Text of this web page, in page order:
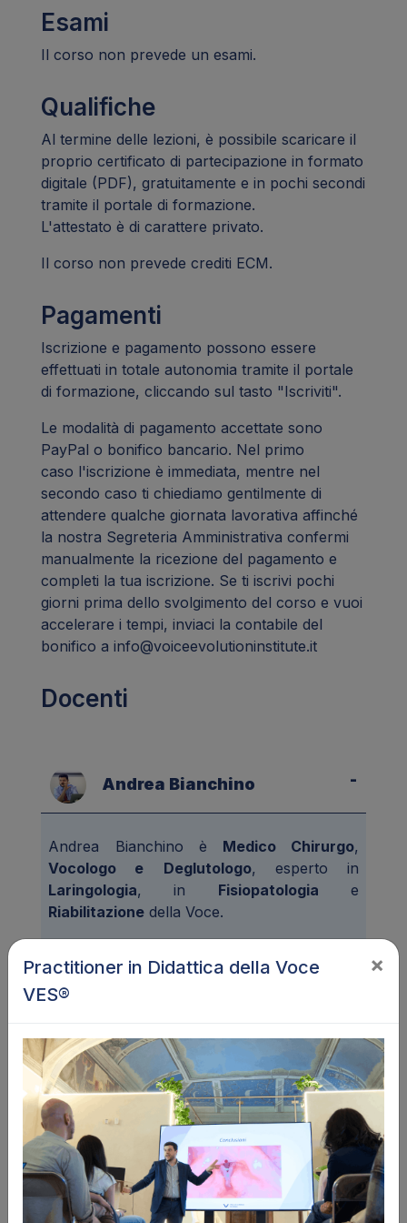
Esami
Il corso non prevede un esami.
Qualifiche
Al termine delle lezioni, è possibile scaricare il
proprio certificato di partecipazione in formato
digitale (PDF), gratuitamente e in pochi secondi
tramite il portale di formazione.
L'attestato è di carattere privato.
Il corso non prevede crediti ECM.
Pagamenti
Iscrizione e pagamento possono essere
effettuati in totale autonomia tramite il portale
di formazione, cliccando sul tasto "Iscriviti".
Le modalità di pagamento accettate sono
PayPal o bonifico bancario. Nel primo
caso l'iscrizione è immediata, mentre nel
secondo caso ti chiediamo gentilmente di
attendere qualche giornata lavorativa affinché
la nostra Segreteria Amministrativa confermi
manualmente la ricezione del pagamento e
completi la tua iscrizione. Se ti iscrivi pochi
giorni prima dello svolgimento del corso e vuoi
accelerare i tempi, inviaci la contabile del
bonifico a info@voiceevolutioninstitute.it
Docenti
Andrea Bianchino
Andrea Bianchino è Medico Chirurgo,
Vocologo e
Deglutologo, esperto in
Laringologia, in Fisiopatologia e
Riabilitazione della Voce.
massimo dei voti presso l'Università degli
Studi di Ferrara
presso il dipartimento di voce della West
London University, è
direttore e docente
presso il Voice Evolution Institute, dove
insegna nel
Diploma in Didattica della
Voce
VES
® per Vocal Trainer e
nelFellowship in Vocologia Clinicaper
logopedisti, medici e fisioterapisti. Ideatoree
docente dellaScuola di Manipolazione
Laringea e Posturologia in Vocologia
-
Practitioner in Didattica della Voce
VES®
×